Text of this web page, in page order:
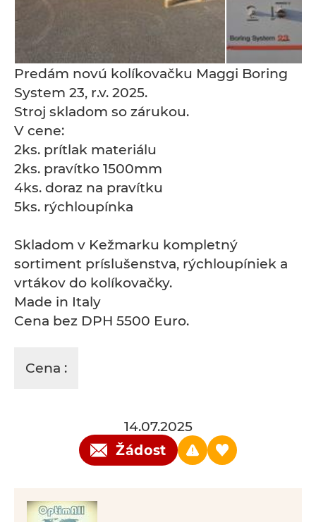
Predám novú kolíkovačku Maggi Boring
System 23, r.v. 2025.
Stroj skladom so zárukou.
V cene:
2ks. prítlak materiálu
2ks. pravítko 1500mm
4ks. doraz na pravítku
5ks. rýchloupínka
Skladom v Kežmarku kompletný
sortiment príslušenstva, rýchloupíniek a
vrtákov do kolíkovačky.
Made in Italy
Cena bez DPH 5500 Euro.
Cena :
14.07.2025
Žádost